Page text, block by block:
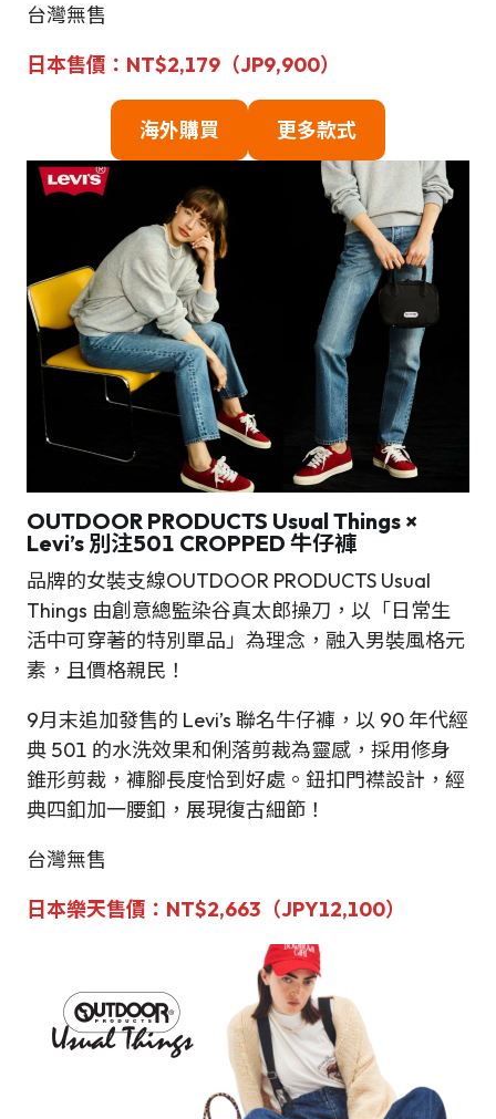
台灣無售
日本售價： NT$2,179（JP9,900）
海外購買 更多款式
OUTDOOR PRODUCTS Usual Things ×
Levi’s 別注501 CROPPED 牛仔褲
品牌的女裝支線OUTDOOR PRODUCTS Usual
Things 由創意總監染谷真太郎操刀，以「日常生
活中可穿著的特別單品」為理念，融入男裝風格元
素，且價格親民！
9月末追加發售的 Levi’s 聯名牛仔褲，以 90 年代經
典 501 的水洗效果和俐落剪裁為靈感，採用修身
錐形剪裁，褲腳長度恰到好處。鈕扣門襟設計，經
典四釦加一腰釦，展現復古細節！
台灣無售
日本樂天售價：NT$2,663（JPY12,100）